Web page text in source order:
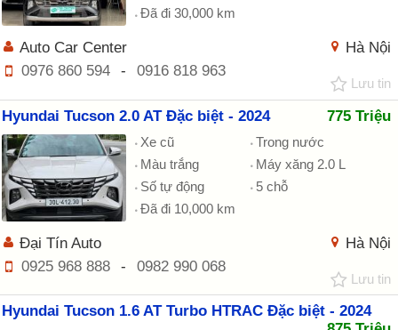
Đã đi 30,000 km
Hà Nội
Auto Car Center
0976 860 594
- 0916 818 963
Lưu tin
Hyundai Tucson 2.0 AT Đặc biệt - 2024 775 Triệu
Xe cũ
Trong nước
Màu trắng
Máy xăng 2.0 L
Số tự động
5 chỗ
Đã đi 10,000 km
Hà Nội
Đại Tín Auto
0925 968 888
- 0982 990 068
Lưu tin
Hyundai Tucson 1.6 AT Turbo HTRAC Đặc biệt - 2024